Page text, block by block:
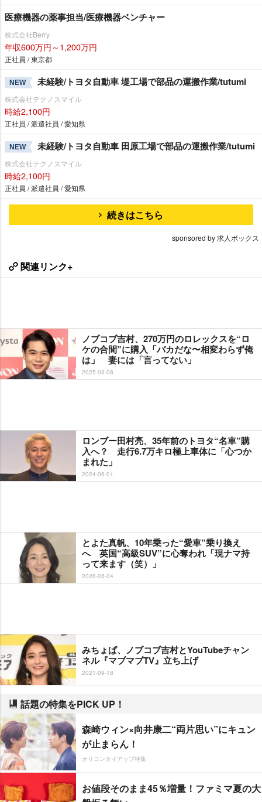
医療機器の薬事担当/医療機器ベンチャー
株式会社Berry
年収600万円～1,200万円
正社員 / 東京都
NEW 未経験/トヨタ自動車 堤工場で部品の運搬作業/tutumi
株式会社テクノスマイル
時給2,100円
正社員 / 派遣社員 / 愛知県
NEW 未経験/トヨタ自動車 田原工場で部品の運搬作業/tutumi
株式会社テクノスマイル
時給2,100円
正社員 / 派遣社員 / 愛知県
続きはこちら
sponsored by 求人ボックス
関連リンク+
ノブコブ吉村、270万円のロレックスを“ロ
ケの合間”に購入「バカだな〜相変わらず俺
は」 妻には「言ってない」
2025-03-08
ロンブー田村亮、35年前のトヨタ“名車”購
入へ？ 走行6.7万キロ極上車体に「心つか
まれた」
2024-06-01
とよた真帆、10年乗った“愛車”乗り換え
へ 英国“高級SUV”に心奪われ「現ナマ持
って来ます（笑）」
2026-05-04
みちょぱ、ノブコブ吉村とYouTubeチャン
ネル『マブマブTV』立ち上げ
2021-09-18
話題の特集をPICK UP！
森崎ウィン×向井康二“両片思い”にキュン
が止まらん！
オリコンタイアップ特集
お値段そのまま45％増量！ファミマ夏の大